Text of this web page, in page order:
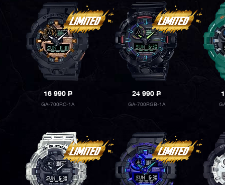
16 990P
GA-700RC-1A
24 990P
GA-700RGB-1A